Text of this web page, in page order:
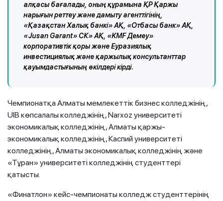
алқасы бағалады, оның құрамына ҚР Қаржы
нарығын реттеу және дамыту агенттігінің,
«Қазақстан Халық банкі» АҚ, «Отбасы банк» АҚ,
«Jusan Garant» СК» АҚ, «KMF Демеу»
корпоративтік қоры және Еуразиялық
инвестициялық және қаржылық консультанттар
қауымдастығының өкілдері кірді.
Чемпионатқа Алматы мемлекеттік бизнес колледжінің,
UIB көпсалалы колледжінің, Narxoz университеті
экономикалық колледжінің, Алматы қаржы-
экономикалық колледжінің, Каспий университеті
колледжінің, Алматы экономикалық колледжінің және
«Тұран» университеті колледжінің студенттері
қатысты.
«Финатлон» кейс-чемпионаты колледж студенттерінің